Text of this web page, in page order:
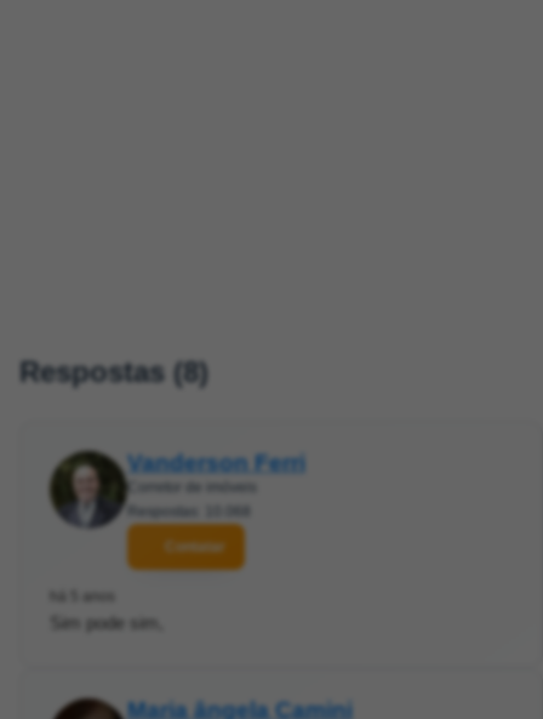
Respostas (8)
Vanderson Ferri
Contatar
Sim pode sim,
Maria ângela Camini